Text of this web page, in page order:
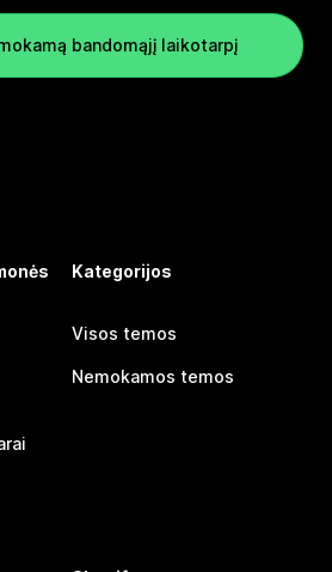
bandomąjį laikotarpį
Kategorijos
Visos temos
Nemokamos temos